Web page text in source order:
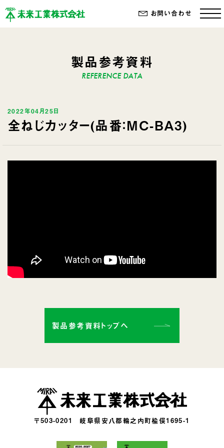
お問い合わせ
製品参考資料
2022年04月25日
全ねじカッター(品番：MC-BA3)
製品参考資料トップへ
〒503-0201 岐阜県安八郡輪之内町楡俣1695-1